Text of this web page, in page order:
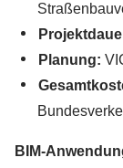
Planung:
BIM-